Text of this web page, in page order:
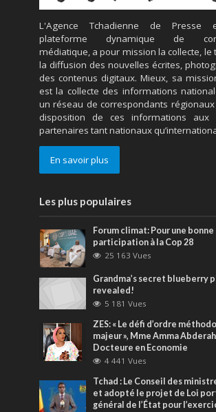
L'Agence Tchadienne de Presse
plateforme dynamique de
médiatique, a pour mission la collecte,
la diffusion des nouvelles écrites,
des contenus digitaux. Mieux, sa
est la collecte des informations
un réseau de correspondants
disposition de ces informations aux
partenaires tant nationaux
En savoir plus
Les plus populaires
Forum climat: Pour une bonne
participation à la Cop 28
25 163 Vues
Grandma’s secret blueberry
revealed!
5 181 Vues
ZES: « Le défi d’ordre
majeur », Mme Amma
Docteure en Economie
4 441 Vues
Tchad : Le Conseil des
et adopté le projet de Loi
général de l’État pour